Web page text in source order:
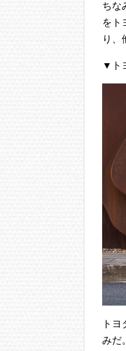
ちな
をト
り、
▼ト
ト
みだ。